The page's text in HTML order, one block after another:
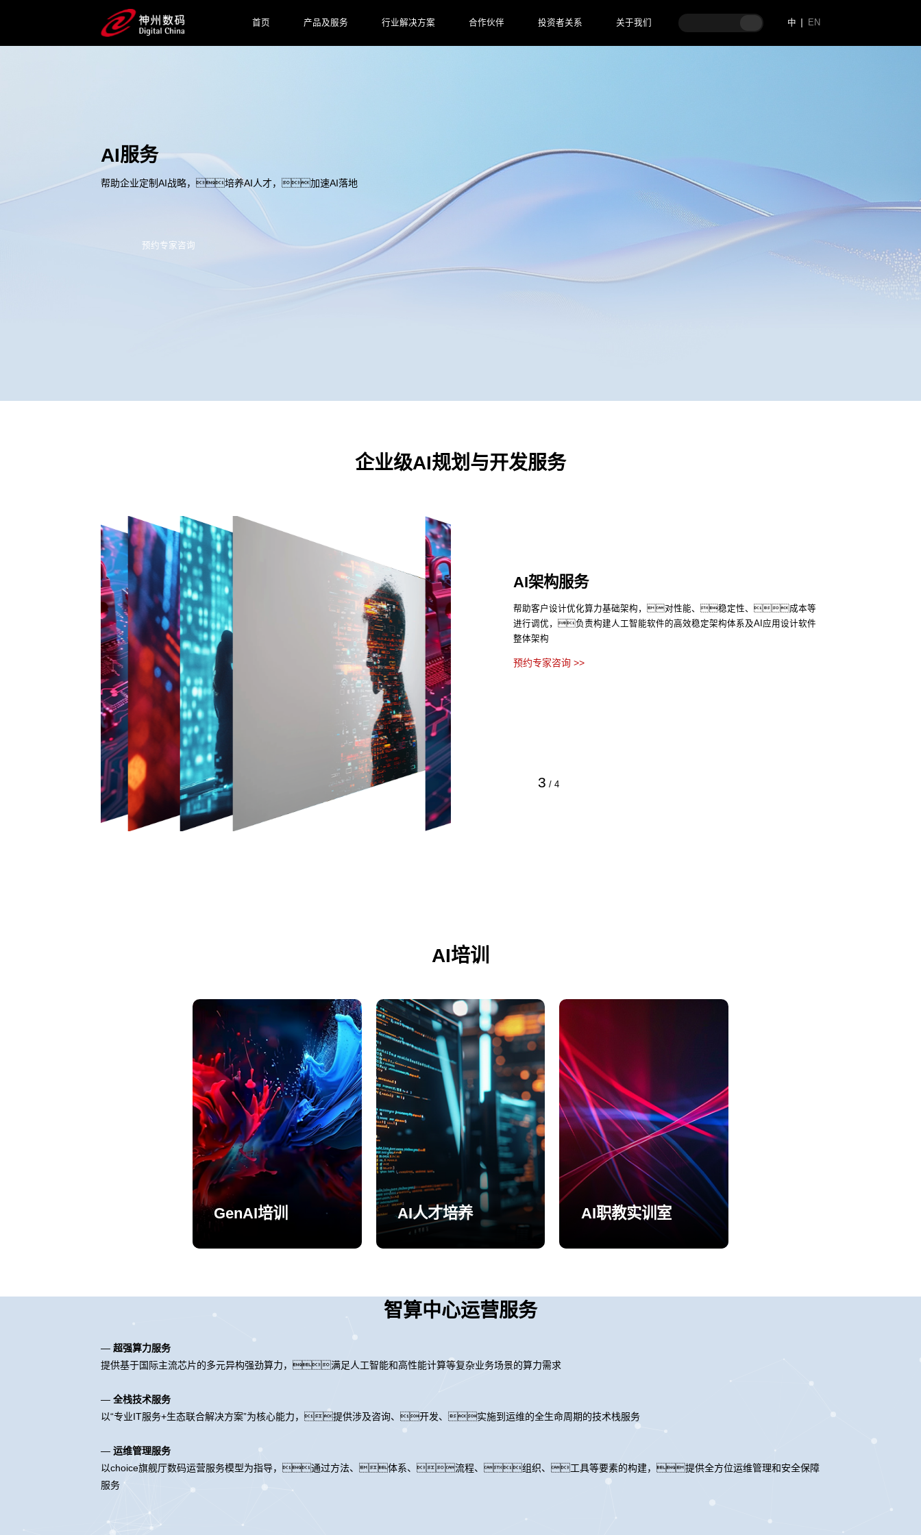
首页 产品及服务 行业解决方案 合作伙伴 投资者关系 关于我们 中 EN
AI服务
帮助企业定制AI战略，培养AI人才，加速AI落地
预约专家咨询
企业级AI规划与开发服务
3 / 4
AI架构服务
帮助客户设计优化算力基础架构，对性能、稳定性、成本等
进行调优，负责构建人工智能软件的高效稳定架构体系及AI应用设计软件
整体架构
预约专家咨询 >>
AI培训
GenAI培训 AI人才培养 AI职教实训室
智算中心运营服务
— 超强算力服务
提供基于国际主流芯片的多元异构强劲算力，满足人工智能和高性能计算等复杂业务场景的算力需求
— 全栈技术服务
以“专业IT服务+生态联合解决方案”为核心能力，提供涉及咨询、开发、实施到运维的全生命周期的技术栈服务
— 运维管理服务
以choice旗舰厅数码运营服务模型为指导，通过方法、体系、流程、组织、工具等要素的构建，提供全方位运维管理和安全保障
服务